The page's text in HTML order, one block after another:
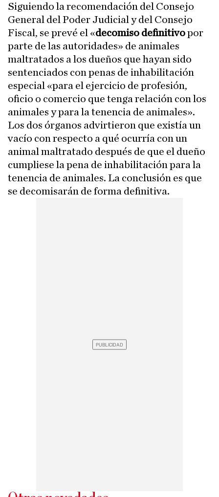
Siguiendo la recomendación del Consejo
General del Poder Judicial y del Consejo
Fiscal, se prevé el «decomiso definitivopor
parte de las autoridades» de animales
maltratados a los dueños que hayan sido
sentenciados con penas de inhabilitación
especial «para el ejercicio de profesión,
oficio o comercio que tenga relación con los
animales y para la tenencia de animales».
Los dos órganos advirtieron que existía un
vacío con respecto a qué ocurría con un
animal maltratado después de que el dueño
cumpliese la pena de inhabilitación para la
tenencia de animales. La conclusión es que
se decomisarán de forma definitiva.